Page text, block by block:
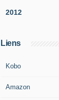
2012
Liens
Kobo
Amazon